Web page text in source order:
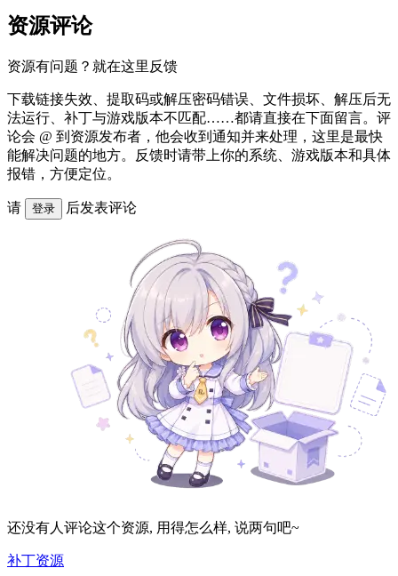
资源评论
资源有问题？就在这里反馈
下载链接失效、提取码或解压密码错误、文件损坏、解压后无
法运行、补丁与游戏版本不匹配……都请直接在下面留言。评
论会 @ 到资源发布者，他会收到通知并来处理，这里是最快
能解决问题的地方。反馈时请带上你的系统、游戏版本和具体
报错，方便定位。
请 登录 后发表评论
还没有人评论这个资源, 用得怎么样, 说两句吧~
补丁资源